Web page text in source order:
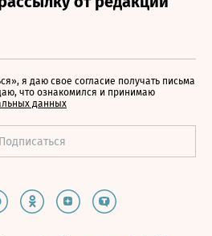
я даю свое согласие получать письма
что ознакомился и принимаю
данных